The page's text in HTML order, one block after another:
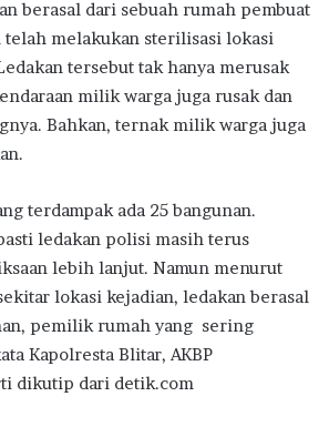
berasal dari sebuah rumah pembuat
telah melakukan sterilisasi lokasi
tersebut tak hanya merusak
milik warga juga rusak dan
Bahkan, ternak milik warga juga
terdampak ada 25 bangunan.
ledakan polisi masih terus
lebih lanjut. Namun menurut
lokasi kejadian, ledakan berasal
pemilik rumah yang sering
Kapolresta Blitar, AKBP
dikutip dari detik.com